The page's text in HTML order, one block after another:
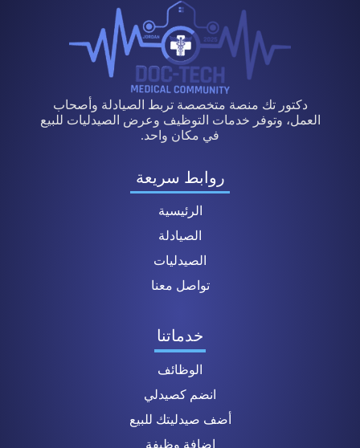
دكتور تك منصة متخصصة تربط الصيادلة وأصحاب
العمل، وتوفر خدمات التوظيف وعرض الصيدليات للبيع
في مكان واحد.
روابط سريعة
الرئيسية
الصيادلة
الصيدليات
تواصل معنا
خدماتنا
الوظائف
انضم كصيدلي
أضف صيدليتك للبيع
إضافة وظيفة